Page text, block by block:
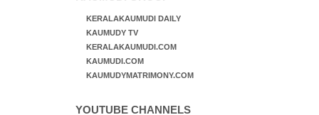
KERALAKAUMUDI DAILY
KAUMUDY TV
KERALAKAUMUDI.COM
KAUMUDI.COM
KAUMUDYMATRIMONY.COM
YOUTUBE CHANNELS